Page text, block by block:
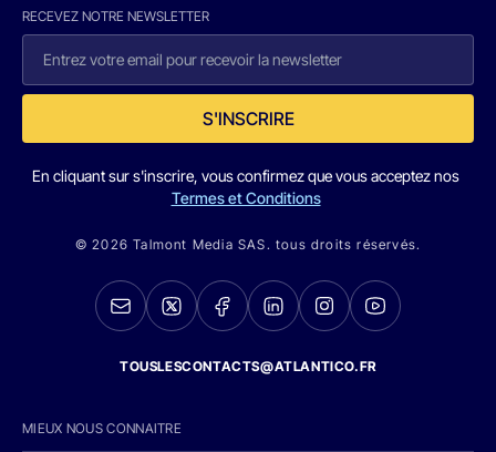
RECEVEZ NOTRE NEWSLETTER
S'INSCRIRE
En cliquant sur s'inscrire, vous confirmez que vous acceptez nos
Termes et Conditions
© 2026 Talmont Media SAS. tous droits réservés.
TOUSLESCONTACTS@ATLANTICO.FR
MIEUX NOUS CONNAITRE